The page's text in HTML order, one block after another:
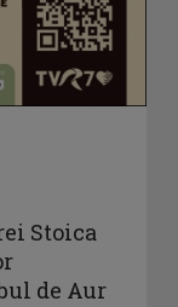
Stoica
de Aur